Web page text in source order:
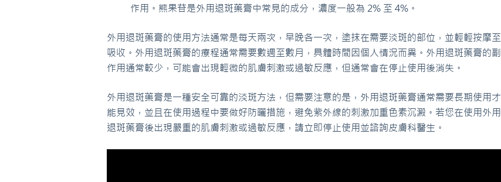
作用。熊果苷是外用退斑藥膏中常見的成分，濃度一般為 2% 至 4%。
外用退斑藥膏的使用方法通常是每天兩次，早晚各一次，塗抹在需要淡斑的部位，並輕輕按摩至
吸收。外用退斑藥膏的療程通常需要數週至數月，具體時間因個人情況而異。外用退斑藥膏的副
作用通常較少，可能會出現輕微的肌膚刺激或過敏反應，但通常會在停止使用後消失。
外用退斑藥膏是一種安全可靠的淡斑方法，但需要注意的是，外用退斑藥膏通常需要長期使用才
能見效，並且在使用過程中要做好防曬措施，避免紫外線的刺激加重色素沉澱。若您在使用外用
退斑藥膏後出現嚴重的肌膚刺激或過敏反應，請立即停止使用並諮詢皮膚科醫生。